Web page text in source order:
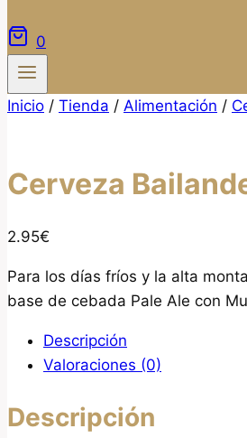
0
Inicio / Tienda / Alimentación /
Cerveza
2.95€
Para los días fríos y la alta
base de cebada Pale Ale con
Descripción
Valoraciones (0)
Descripción